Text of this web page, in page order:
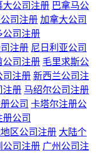
大公司注册 巴拿马公
司注册 加拿大公司
公司注册
注册 尼日利亚公司
公司注册 毛里求斯公
司注册 新西兰公司注
注册 马绍尔公司注册
公司 卡塔尔注册公
册公司
区公司注册 大陆个
公司注册 广州公司注